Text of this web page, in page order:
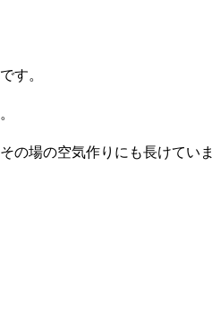
す。
の場の空気作りにも長けていま